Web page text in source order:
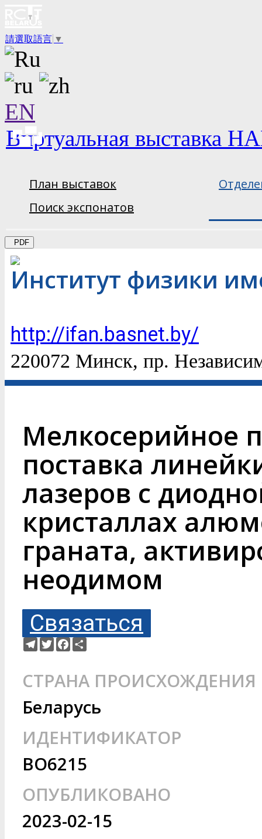
請選取語言 ▼
EN
Виртуальная выставка
План выставок
Поиск экспонатов
PDF
Институт физики
http://ifan.basnet.by/
220072 Минск, пр.
Мелкосерийное
поставка
лазеров с
кристаллах
граната,
неодимом
Связаться
Telegram
TwitterFacebook
СТРАНА ПРОИСХОЖДЕНИЯ
Беларусь
ИДЕНТИФИКАТОР
BO6215
ОПУБЛИКОВАНО
2023-02-15